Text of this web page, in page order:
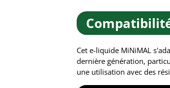
Cet e-liquide MiNiMAL
dernière génération,
une utilisation avec des